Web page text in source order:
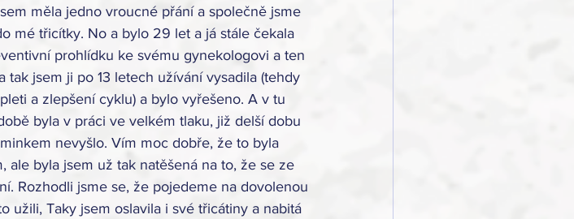
měla jedno vroucné přání a společně jsme
mé třicítky. No a bylo 29 let a já stále čekala
prohlídku ke svému gynekologovi a ten
jsem ji po 13 letech užívání vysadila (tehdy
a zlepšení cyklu) a bylo vyřešeno. A v tu
byla v práci ve velkém tlaku, již delší dobu
nevyšlo. Vím moc dobře, že to byla
ale byla jsem už tak natěšená na to, že se ze
Rozhodli jsme se, že pojedeme na dovolenou
užili, Taky jsem oslavila i své třicátiny a nabitá